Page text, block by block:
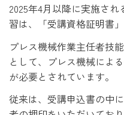
2025年4月以降に実施さ
習は、「受講資格証明書
プレス機械作業主任者技
として、プレス機械によ
が必要とされています。
従来は、受講申込書の中